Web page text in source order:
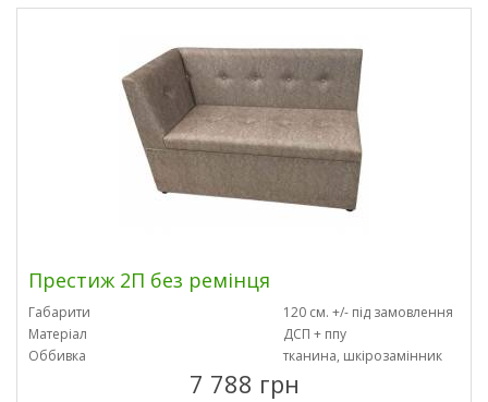
Престиж 2П без ремінця
Габарити
120 см. +/- під замовлення
Матеріал
ДСП + ппу
Оббивка
тканина, шкірозамінник
7 788 грн